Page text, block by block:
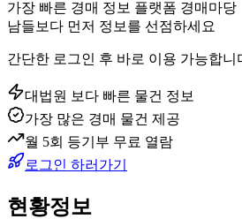
가장 빠른 경매 정보 플랫폼 경매마당
남들보다 먼저 정보를 선점하세요
간단한 로그인 후 바로 이용 가능합니
대법원 보다 빠른 물건 정보
가장 많은 경매 물건 제공
월 5회 등기부 무료 열람
로그인 하러가기
현황정보